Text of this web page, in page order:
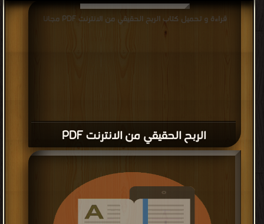
الربح الحقيقي من الانترنت PDF
قراءة و تحميل كتاب الربح الحقيقي من الانترنت PDF مجانا